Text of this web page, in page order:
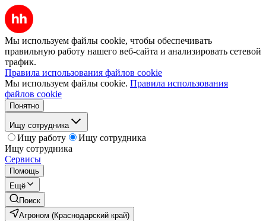
Мы используем файлы cookie, чтобы обеспечивать
правильную работу нашего веб-сайта и анализировать сетевой
трафик.
Правила использования файлов cookie
Мы используем файлы cookie. Правила использования
файлов cookie
Понятно
Ищу сотрудника
Ищу работу
Ищу сотрудника
Ищу сотрудника
Сервисы
Помощь
Ещё
Поиск
Агроном (Краснодарский край)